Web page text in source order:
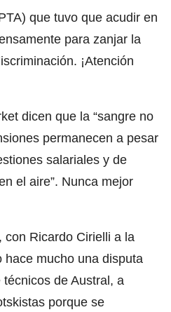
que tuvo que acudir en
para zanjar la
¡Atención
dicen que la “sangre no
permanecen a pesar
salariales y de
el aire”. Nunca mejor
con Ricardo Cirielli a la
mucho una disputa
de Austral, a
porque se